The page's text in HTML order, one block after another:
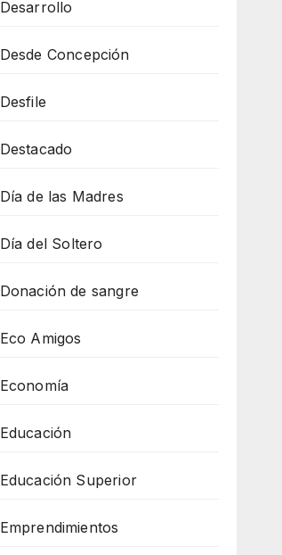
Desarrollo
Desde Concepción
Desfile
Destacado
Día de las Madres
Día del Soltero
Donación de sangre
Eco Amigos
Economía
Educación
Educación Superior
Emprendimientos